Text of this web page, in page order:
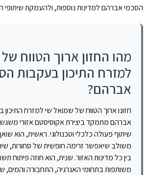
הסכמי אברהם למדינות נוספות, ולהעמקת שיתופי
מהו החזון ארוך הטווח
למזרח התיכון בעקבות
אברהם?
חזונו ארוך הטווח של שמואל שי למזרח
אברהם מתמקד ביצירת אקוסיסטם אזורי
שיתוף פעולה כלכלי וטכנולוגי. ראשית, הוא
משולב שיאפשר זרימה חופשית של סחורות,
בין כל מדינות האזור. שנית, הוא חוזה פיתוח
משותפות בתחומי האנרגיה, התחבורה והמים,